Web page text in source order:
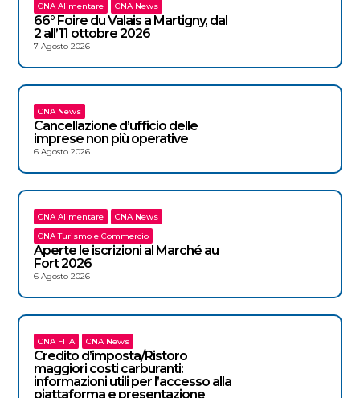
CNA Alimentare CNA News
66° Foire du Valais a Martigny, dal
2 all’11 ottobre 2026
7 Agosto 2026
CNA News
Cancellazione d’ufficio delle
imprese non più operative
6 Agosto 2026
CNA Alimentare
CNA News
CNA Turismo e Commercio
Aperte le iscrizioni al Marché au
Fort 2026
6 Agosto 2026
CNA FITA CNA News
Credito d’imposta/Ristoro
maggiori costi carburanti:
informazioni utili per l’accesso alla
piattaforma e presentazione